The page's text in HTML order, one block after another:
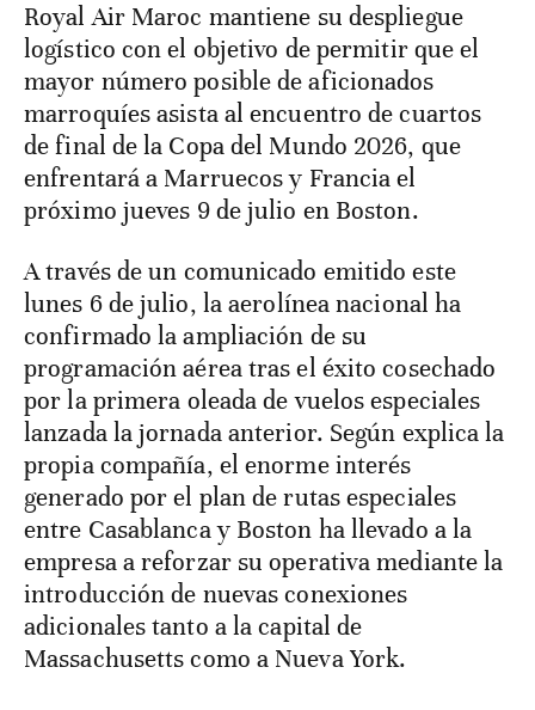
Royal Air Maroc mantiene su despliegue
logístico con el objetivo de permitir que el
mayor número posible de aficionados
marroquíes asista al encuentro de cuartos
de final de la Copa del Mundo 2026, que
enfrentará a Marruecos y Francia el
próximo jueves 9 de julio en Boston.
A través de un comunicado emitido este
lunes 6 de julio, la aerolínea nacional ha
confirmado la ampliación de su
programación aérea tras el éxito cosechado
por la primera oleada de vuelos especiales
lanzada la jornada anterior. Según explica la
propia compañía, el enorme interés
generado por el plan de rutas especiales
entre Casablanca y Boston ha llevado a la
empresa a reforzar su operativa mediante la
introducción de nuevas conexiones
adicionales tanto a la capital de
Massachusetts como a Nueva York.